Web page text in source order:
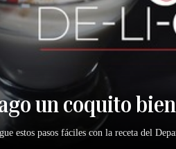
un coquito
estos pasos fáciles con la receta del